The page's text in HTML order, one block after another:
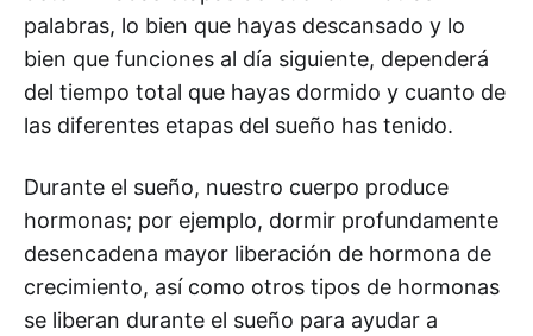
palabras, lo bien que hayas descansado y lo
bien que funciones al día siguiente, dependerá
del tiempo total que hayas dormido y cuanto de
las diferentes etapas del sueño has tenido.
Durante el sueño, nuestro cuerpo produce
hormonas; por ejemplo, dormir profundamente
desencadena mayor liberación de hormona de
crecimiento, así como otros tipos de hormonas
se liberan durante el sueño para ayudar a